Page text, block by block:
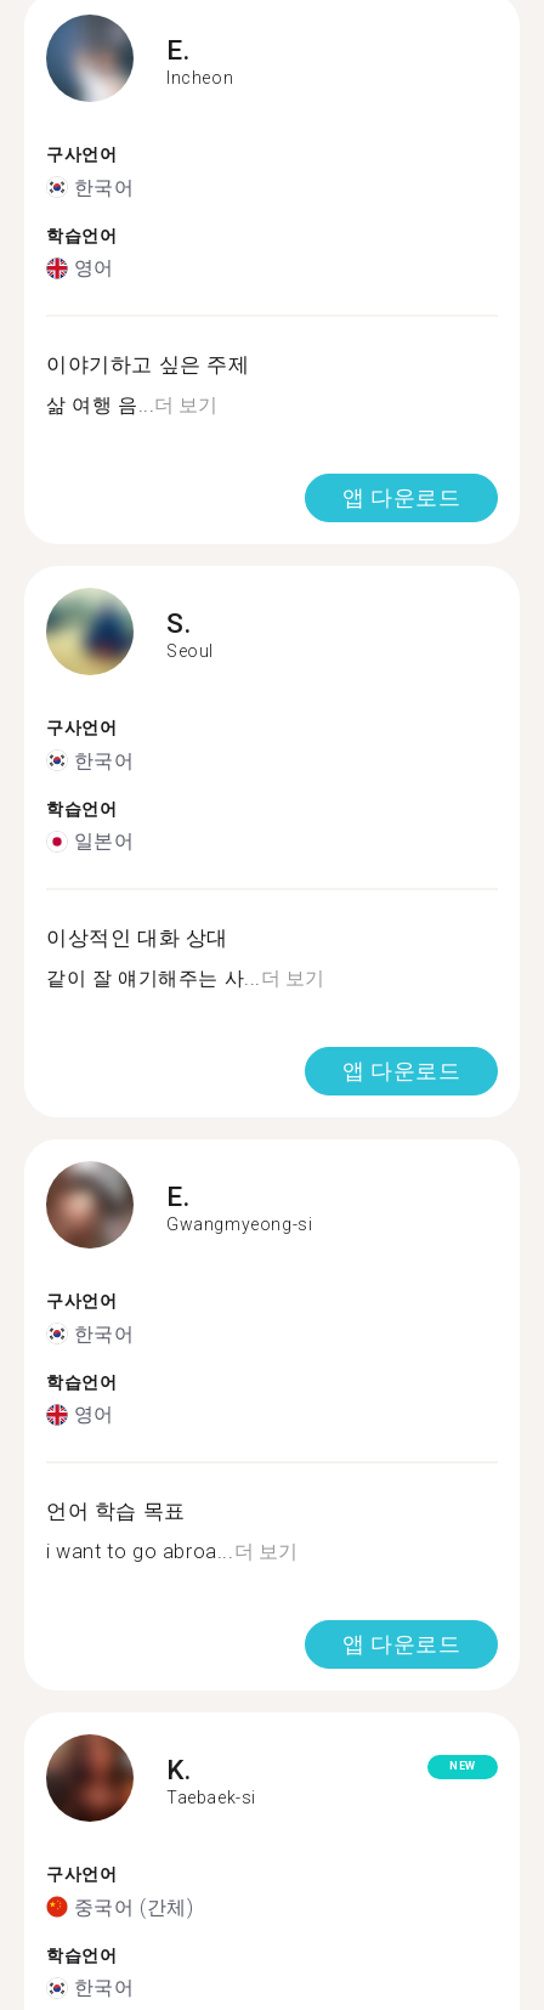
E.
Incheon
구사언어
한국어
학습언어
영어
이야기하고 싶은 주제
삶 여행 음...더 보기
앱 다운로드
S.
Seoul
구사언어
한국어
학습언어
일본어
이상적인 대화 상대
같이 잘 얘기해주는 사...더 보기
앱 다운로드
E.
Gwangmyeong-si
구사언어
한국어
학습언어
영어
언어 학습 목표
i want to go abroa...더 보기
앱 다운로드
K.
Taebaek-si
NEW
구사언어
중국어 (간체)
학습언어
한국어